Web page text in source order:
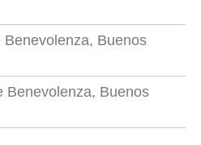
Buenos
Benevolenza, Buenos